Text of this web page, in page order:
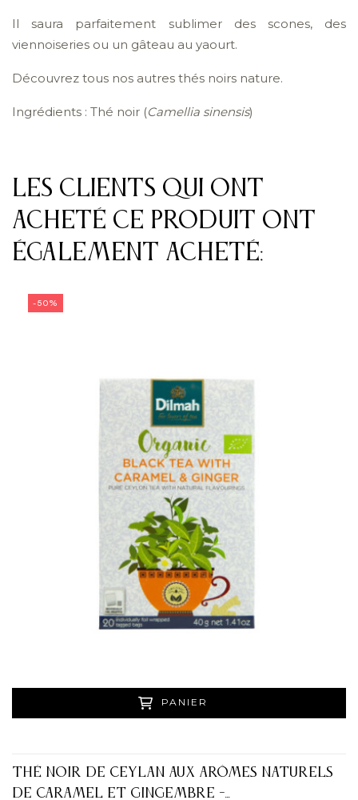
Il saura parfaitement sublimer des scones, des
viennoiseries ou un gâteau au yaourt.
Découvrez tous nos autres thés noirs nature.
Ingrédients : Thé noir (Camellia sinensis)
Les clients qui ont
acheté ce produit ont
également acheté:
-50%
PANIER
THÉ NOIR DE CEYLAN AUX ARÔMES NATURELS
DE CARAMEL ET GINGEMBRE -...